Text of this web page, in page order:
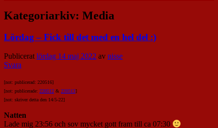
Kategoriarkiv: Media
Lördag – Fick till det med en hel del :)
Publicerat lördag 14 maj 2022 av nisse
Svara
[not: publicerad: 220516]
[not: publicerade: 220512 & 220513]
[not: skriver detta den 14/5-22]
Natten
Lade mig 23:56 och sov mycket gott fram till ca 07:30